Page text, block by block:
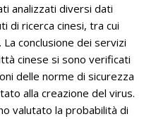
analizzati diversi dati
di ricerca cinesi, tra cui
conclusione dei servizi
cinese si sono verificati
delle norme di sicurezza
alla creazione del virus.
valutato la probabilità di